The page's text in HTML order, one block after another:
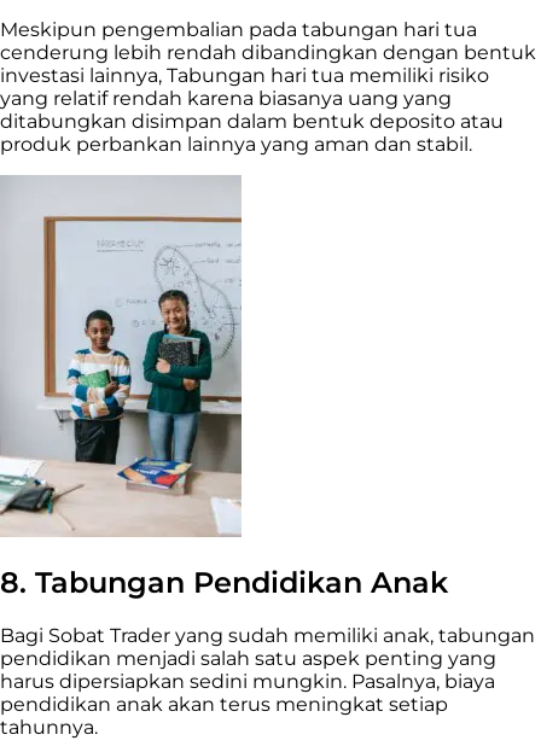
Meskipun pengembalian pada tabungan hari tua
cenderung lebih rendah dibandingkan dengan bentuk
investasi lainnya, Tabungan hari tua memiliki risiko
yang relatif rendah karena biasanya uang yang
ditabungkan disimpan dalam bentuk deposito atau
produk perbankan lainnya yang aman dan stabil.
8. Tabungan Pendidikan Anak
Bagi Sobat Trader yang sudah memiliki anak, tabungan
pendidikan menjadi salah satu aspek penting yang
harus dipersiapkan sedini mungkin. Pasalnya, biaya
pendidikan anak akan terus meningkat setiap
tahunnya.